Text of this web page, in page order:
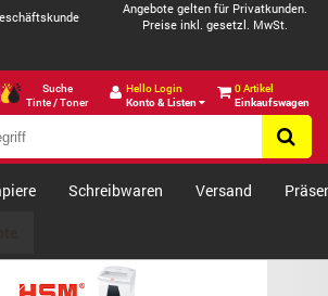
Angebote gelten für Privatkunden.
Preise inkl. gesetzl. MwSt.
Suche
Tinte / Toner
Hello Login
Konto & Listen
0 Artikel
Einkaufswagen
Schreibwaren Versand